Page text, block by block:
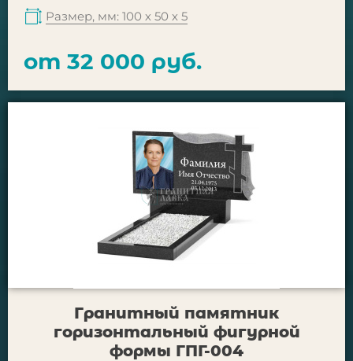
Размер, мм: 100 х 50 х 5
от 32 000 руб.
Гранитный памятник
горизонтальный фигурной
формы ГПГ-004